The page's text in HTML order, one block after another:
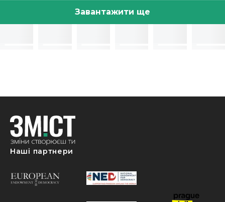
Завантажити ще
Наші партнери